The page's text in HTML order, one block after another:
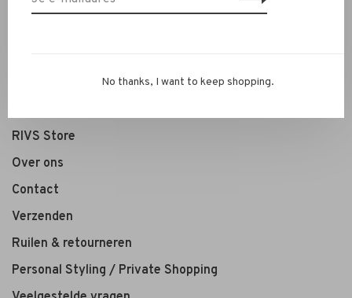
Schoenen
RIVS Store
Over ons
Contact
Verzenden
Ruilen & retourneren
Personal Styling / Private Shopping
No thanks, I want to keep shopping.